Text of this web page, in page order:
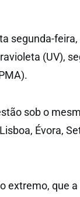
segunda-
(UV),
sob o
Évora,
extremo, que